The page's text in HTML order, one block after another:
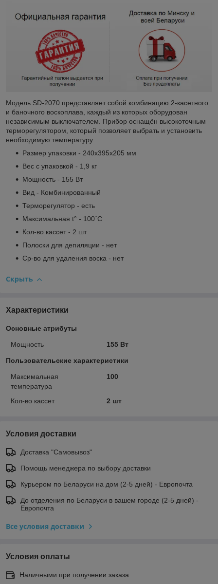
Модель SD-2070 представляет собой комбинацию 2-касетного
и баночного воскоплава, каждый из которых оборудован
независимым выключателем. Прибор оснащён высокоточным
терморегулятором, который позволяет выбрать и установить
необходимую температуру.
Размер упаковки - 240х395х205 мм
Вес с упаковкой - 1,9 кг
Мощность - 155 Вт
Вид - Комбинированный
Терморегулятор - есть
Максимальная t° - 100˚С
Кол-во кассет - 2 шт
Полоски для депиляции - нет
Ср-во для удаления воска - нет
Скрыть
Характеристики
Основные атрибуты
Мощность 155 Вт
Пользовательские характеристики
Максимальная
температура
100
Кол-во кассет 2 шт
Условия доставки
Доставка "Самовывоз"
Помощь менеджера по выбору доставки
Курьером по Беларуси на дом (2-5 дней) - Европочта
До отделения по Беларуси в вашем городе (2-5 дней) -
Европочта
Все условия доставки
Условия оплаты
Наличными при получении заказа